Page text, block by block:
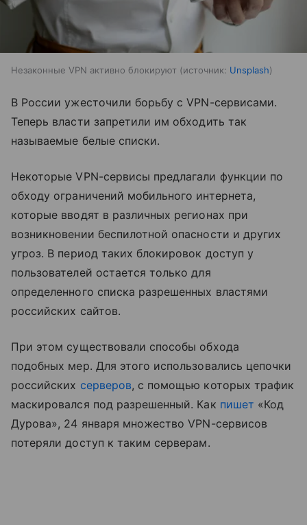
Незаконные VPN активно блокируют источник: Unsplash
В России ужесточили борьбу с VPN-сервисами.
Теперь власти запретили им обходить так
называемые белые списки.
Некоторые VPN-сервисы предлагали функции по
обходу ограничений мобильного интернета,
которые вводят в различных регионах при
возникновении беспилотной опасности и других
угроз. В период таких блокировок доступ у
пользователей остается только для
определенного списка разрешенных властями
российских сайтов.
При этом существовали способы обхода
подобных мер. Для этого использовались цепочки
российских серверов, с помощью которых трафик
маскировался под разрешенный. Как пишет «Код
Дурова», 24 января множество VPN-сервисов
потеряли доступ к таким серверам.